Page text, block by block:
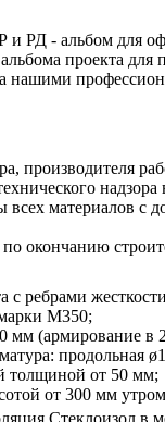
и РД - альбом для
проекта
нашими
производителя
надзора
всех материалов с
окончанию
с ребрами
марки М350;
(армирование в
толщиной от 50 мм;
от 300 мм
Стеклоизол